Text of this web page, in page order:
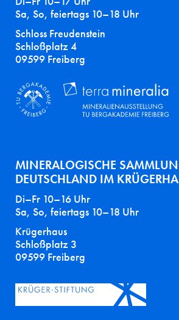
Sa, So, feiertags 10–18 Uhr
Schloss Freudenstein
Schloßplatz 4
09599 Freiberg
MINERALOGISCHE
DEUTSCHLAND IM
Di–Fr 10–16 Uhr
Sa, So, feiertags 10–18 Uhr
Krügerhaus
Schloßplatz 3
09599 Freiberg